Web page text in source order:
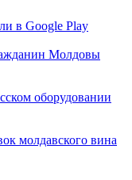
в Google Play
Молдовы
оборудовании
молдавского вина